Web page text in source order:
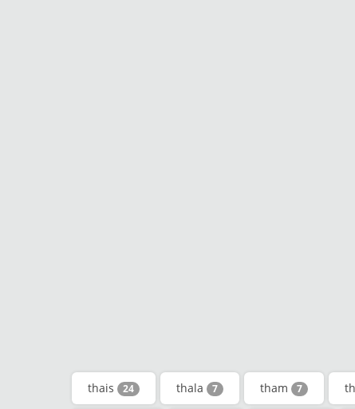
thais 24 thala 7 tham 7